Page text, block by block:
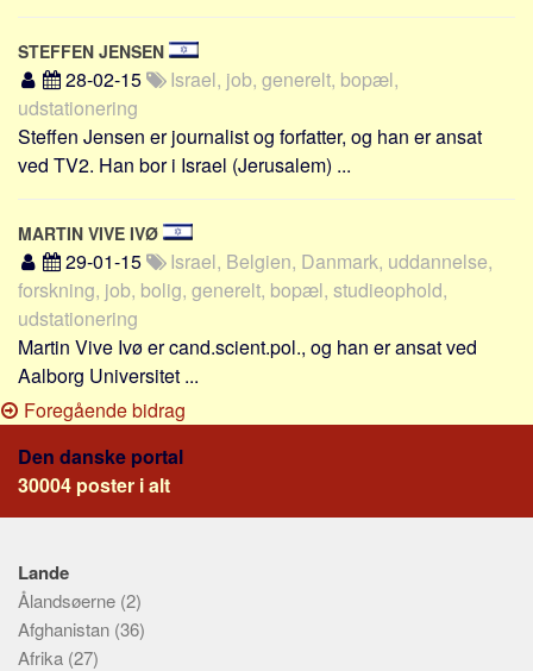
STEFFEN JENSEN
28-02-15
Israel, job, generelt, bopæl,
udstationering
Steffen Jensen er journalist og forfatter, og han er ansat
ved TV2. Han bor i Israel (Jerusalem) ...
MARTIN VIVE IVØ
29-01-15
Israel, Belgien, Danmark, uddannelse,
forskning, job, bolig, generelt, bopæl, studieophold,
udstationering
Martin Vive Ivø er cand.scient.pol., og han er ansat ved
Aalborg Universitet ...
Foregående bidrag
Den danske portal
30004 poster i alt
Lande
Ålandsøerne (2)
Afghanistan (36)
Afrika (27)